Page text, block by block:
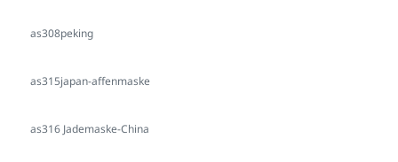
as308peking
as315japan-affenmaske
as316 Jademaske-China